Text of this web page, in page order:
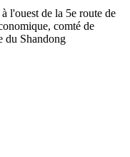
l'ouest de la 5e route de
comté de
du Shandong